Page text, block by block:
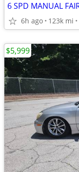
6h ago 123k mi
$5,999